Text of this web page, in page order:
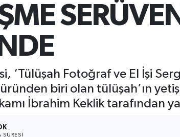
‘Tülüşah Fotoğraf ve El İşi
biri olan tülüşah’ın
İbrahim Keklik tarafından